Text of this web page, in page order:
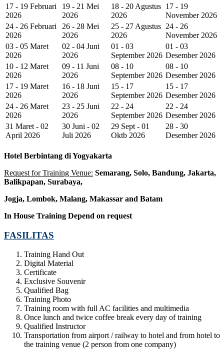
17 - 19 Februari
2026
19 - 21 Mei
2026
18 - 20 Agustus
2026
17 - 19
November 2026
24 - 26 Februari
2026
26 - 28 Mei
2026
25 - 27 Agustus
2026
24 - 26
November 2026
03 - 05 Maret
2026
02 - 04 Juni
2026
01 - 03
September 2026
01 - 03
Desember 2026
10 - 12 Maret
2026
09 - 11 Juni
2026
08 - 10
September 2026
08 - 10
Desember 2026
17 - 19 Maret
2026
16 - 18 Juni
2026
15 - 17
September 2026
15 - 17
Desember 2026
24 - 26 Maret
2026
23 - 25 Juni
2026
22 - 24
September 2026
22 - 24
Desember 2026
31 Maret - 02
April 2026
30 Juni - 02
Juli 2026
29 Sept - 01
Oktb 2026
28 - 30
Desember 2026
Hotel Berbintang di Yogyakarta
Request for Training Venue: Semarang, Solo, Bandung, Jakarta,
Balikpapan, Surabaya,
Jogja, Lombok, Malang, Makassar and Batam
In House Training Depend on request
FASILITAS
Training Hand Out
Digital Material
Certificate
Exclusive Souvenir
Qualified Bag
Training Photo
Training room with full AC facilities and multimedia
Once lunch and twice coffee break every day of training
Qualified Instructor
Transportation from airport / railway to hotel and from hotel to
the training venue (2 person from one company)